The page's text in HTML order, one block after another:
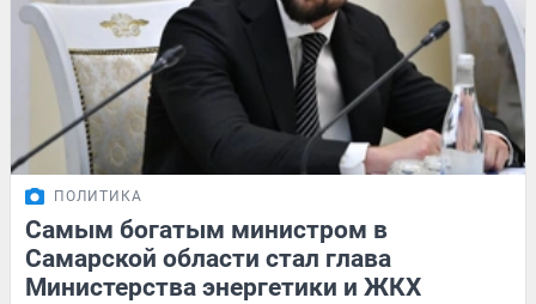
ПОЛИТИКА
Самым богатым министром в
Самарской области стал глава
Министерства энергетики и ЖКХ